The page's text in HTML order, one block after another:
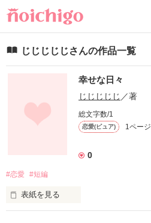
じじじじじさんの作品一覧
幸せな日々
じじじじじ ／著
総文字数/1
恋愛(ピュア) 1ページ
0
#恋愛 #短編
表紙を見る